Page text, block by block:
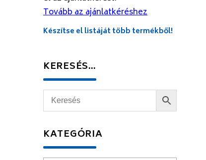
Tovább az ajánlatkéréshez
Készítse el listáját több termékből!
KERESÉS…
KATEGÓRIA